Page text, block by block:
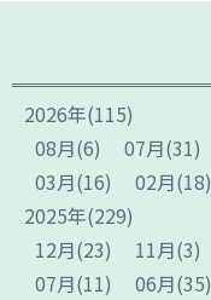
2026年(115)
08月(6) 07月(31)
03月(16) 02月(18)
2025年(229)
12月(23) 11月(3)
07月(11) 06月(35)